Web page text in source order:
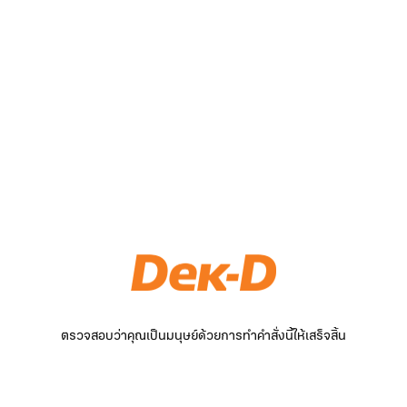
ตรวจสอบว่าคุณเป็นมนุษย์ด้วยการทำคำสั่งนี้ให้เสร็จสิ้น